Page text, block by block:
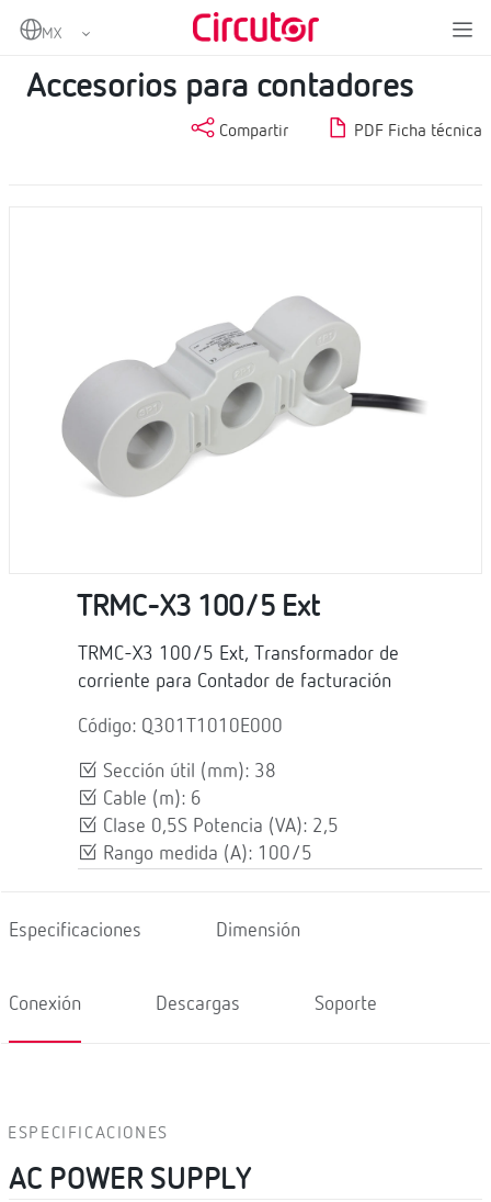
Home Metering Accesorios para contadores
Accesorios para contadores
Compartir PDF Ficha técnica
TRMC-X3 100/5 Ext
TRMC-X3 100/5 Ext, Transformador de
corriente para Contador de facturación
Código: Q301T1010E000
Sección útil (mm): 38
Cable (m): 6
Clase 0,5S Potencia (VA): 2,5
Rango medida (A): 100/5
Especificaciones Dimensión
Conexión Descargas Soporte
ESPECIFICACIONES
AC POWER SUPPLY